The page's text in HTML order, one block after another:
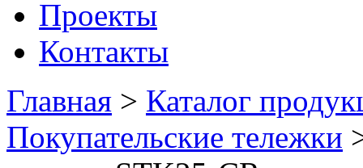
Проекты
Контакты
Главная > Каталог
Покупательские тележки